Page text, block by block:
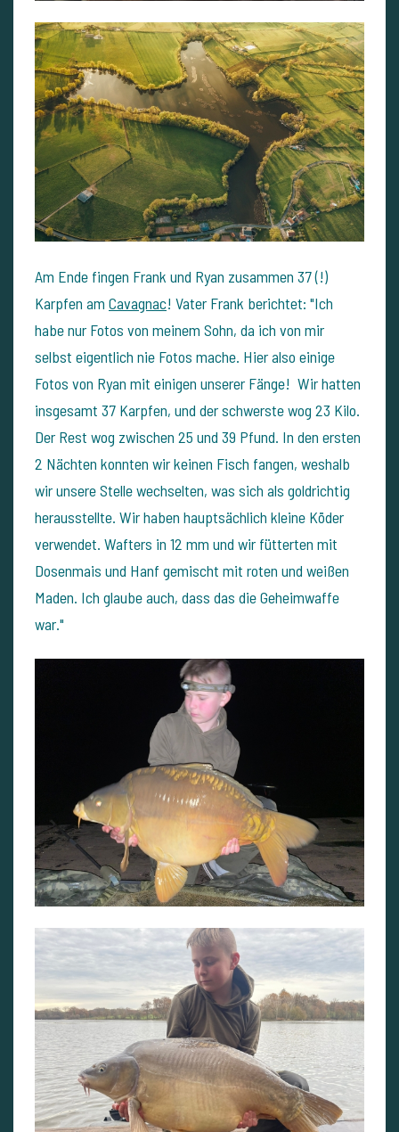
Am Ende fingen Frank und Ryan zusammen 37 (!)
Karpfen am Cavagnac! Vater Frank berichtet: "Ich
habe nur Fotos von meinem Sohn, da ich von mir
selbst eigentlich nie Fotos mache. Hier also einige
Fotos von Ryan mit einigen unserer Fänge! Wir hatten
insgesamt 37 Karpfen, und der schwerste wog 23 Kilo.
Der Rest wog zwischen 25 und 39 Pfund. In den ersten
2 Nächten konnten wir keinen Fisch fangen, weshalb
wir unsere Stelle wechselten, was sich als goldrichtig
herausstellte. Wir haben hauptsächlich kleine Köder
verwendet. Wafters in 12 mm und wir fütterten mit
Dosenmais und Hanf gemischt mit roten und weißen
Maden. Ich glaube auch, dass das die Geheimwaffe
war."